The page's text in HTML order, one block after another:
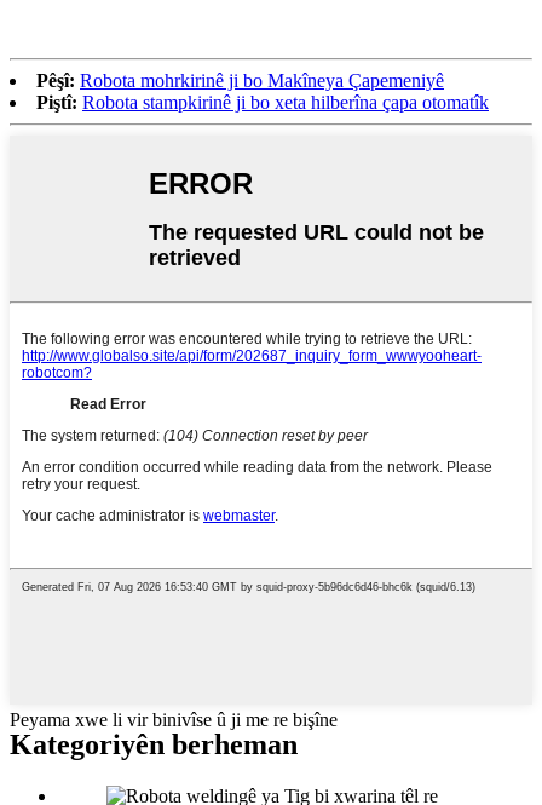
Pêşî: Robota mohrkirinê ji bo Makîneya Çapemeniyê
Piştî: Robota stampkirinê ji bo xeta hilberîna çapa otomatîk
Peyama xwe li vir binivîse û ji me re bişîne
Kategoriyên berheman